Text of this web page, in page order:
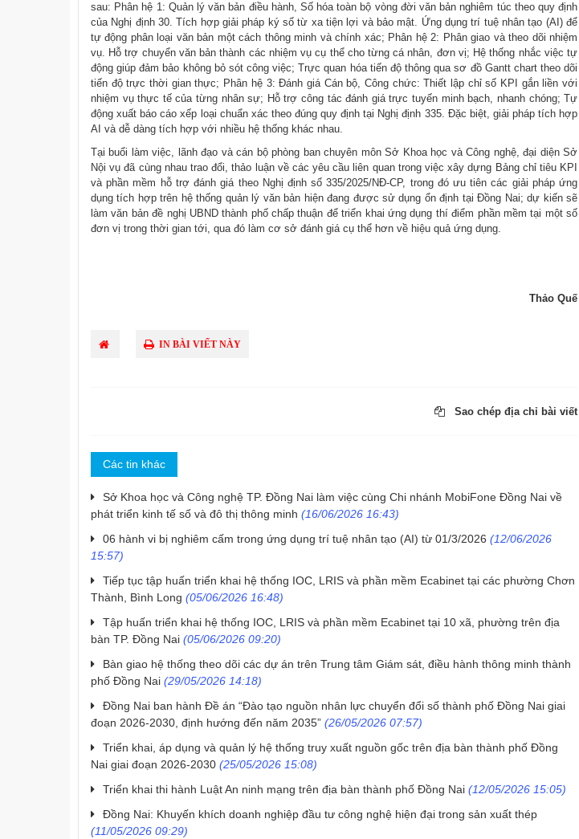
sau: Phân hệ 1: Quản lý văn bản điều hành, Số hóa toàn bộ vòng đời văn bản nghiêm túc theo quy định
của Nghị định 30. Tích hợp giải pháp ký số từ xa tiện lợi và bảo mật. Ứng dụng trí tuệ nhân tạo (AI) để
tự động phân loại văn bản một cách thông minh và chính xác; Phân hệ 2: Phân giao và theo dõi nhiệm
vụ. Hỗ trợ chuyển văn bản thành các nhiệm vụ cụ thể cho từng cá nhân, đơn vị; Hệ thống nhắc việc tự
động giúp đảm bảo không bỏ sót công việc; Trực quan hóa tiến độ thông qua sơ đồ Gantt chart theo dõi
tiến độ trực thời gian thực; Phân hệ 3: Đánh giá Cán bộ, Công chức: Thiết lập chỉ số KPI gắn liền với
nhiệm vụ thực tế của từng nhân sự; Hỗ trợ công tác đánh giá trực tuyến minh bạch, nhanh chóng; Tự
động xuất báo cáo xếp loại chuẩn xác theo đúng quy định tại Nghị định 335. Đặc biệt, giải pháp tích hợp
AI và dễ dàng tích hợp với nhiều hệ thống khác nhau.
Tại buổi làm việc, lãnh đạo và cán bộ phòng ban chuyên môn Sở Khoa học và Công nghệ, đại diện Sở
Nội vụ đã cùng nhau trao đổi, thảo luận về các yêu cầu liên quan trong việc xây dựng Bảng chỉ tiêu KPI
và phần mềm hỗ trợ đánh giá theo Nghị định số 335/2025/NĐ-CP, trong đó ưu tiên các giải pháp ứng
dụng tích hợp trên hệ thống quản lý văn bản hiện đang được sử dụng ổn định tại Đồng Nai; dự kiến sẽ
làm văn bản đề nghị UBND thành phố chấp thuận để triển khai ứng dụng thí điểm phần mềm tại một số
đơn vị trong thời gian tới, qua đó làm cơ sở đánh giá cụ thể hơn về hiệu quả ứng dụng.
Thảo Quế
IN BÀI VIẾT NÀY
Sao chép địa chỉ bài viết
Các tin khác
Sở Khoa học và Công nghệ TP. Đồng Nai làm việc cùng Chi nhánh MobiFone Đồng Nai về
phát triển kinh tế số và đô thị thông minh (16/06/2026 16:43)
06 hành vi bị nghiêm cấm trong ứng dụng trí tuệ nhân tạo (AI) từ 01/3/2026 (12/06/2026
15:57)
Tiếp tục tập huấn triển khai hệ thống IOC, LRIS và phần mềm Ecabinet tại các phường Chơn
Thành, Bình Long (05/06/2026 16:48)
Tập huấn triển khai hệ thống IOC, LRIS và phần mềm Ecabinet tại 10 xã, phường trên địa
bàn TP. Đồng Nai (05/06/2026 09:20)
Bàn giao hệ thống theo dõi các dự án trên Trung tâm Giám sát, điều hành thông minh thành
phố Đồng Nai (29/05/2026 14:18)
Đồng Nai ban hành Đề án “Đào tạo nguồn nhân lực chuyển đổi số thành phố Đồng Nai giai
đoạn 2026-2030, định hướng đến năm 2035” (26/05/2026 07:57)
Triển khai, áp dụng và quản lý hệ thống truy xuất nguồn gốc trên địa bàn thành phố Đồng
Nai giai đoạn 2026-2030 (25/05/2026 15:08)
Triển khai thi hành Luật An ninh mạng trên địa bàn thành phố Đồng Nai (12/05/2026 15:05)
Đồng Nai: Khuyến khích doanh nghiệp đầu tư công nghệ hiện đại trong sản xuất thép
(11/05/2026 09:29)